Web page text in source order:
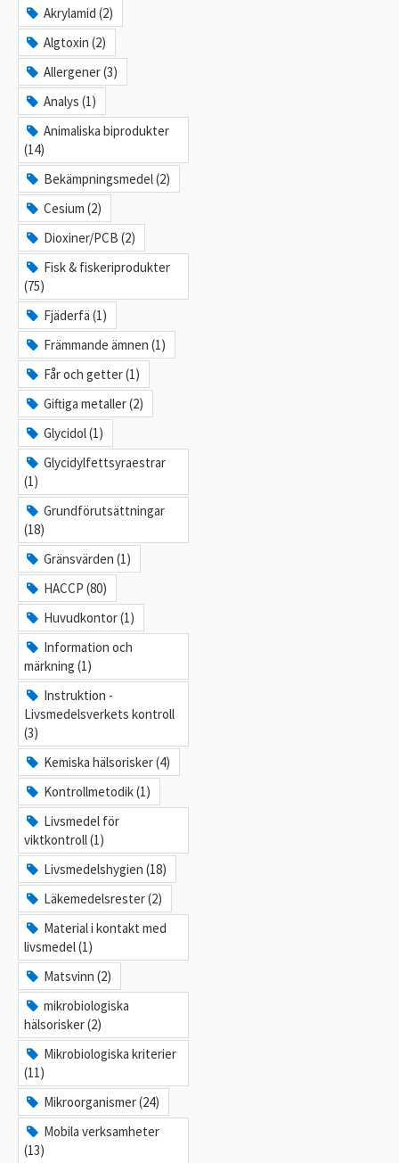
Akrylamid (2)
Algtoxin (2)
Allergener (3)
Analys (1)
Animaliska biprodukter
(14)
Bekämpningsmedel (2)
Cesium (2)
Dioxiner/PCB (2)
Fisk & fiskeriprodukter
(75)
Fjäderfä (1)
Främmande ämnen (1)
Får och getter (1)
Giftiga metaller (2)
Glycidol (1)
Glycidylfettsyraestrar
(1)
Grundförutsättningar
(18)
Gränsvärden (1)
HACCP (80)
Huvudkontor (1)
Information och
märkning (1)
Instruktion -
Livsmedelsverkets kontroll
(3)
Kemiska hälsorisker (4)
Kontrollmetodik (1)
Livsmedel för
viktkontroll (1)
Livsmedelshygien (18)
Läkemedelsrester (2)
Material i kontakt med
livsmedel (1)
Matsvinn (2)
mikrobiologiska
hälsorisker (2)
Mikrobiologiska kriterier
(11)
Mikroorganismer (24)
Mobila verksamheter
(13)